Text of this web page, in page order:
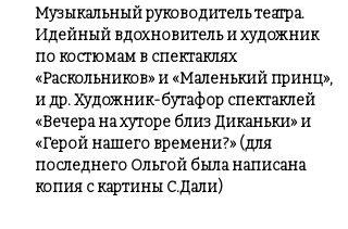
Музыкальный руководитель театра.
Идейный вдохновитель и художник
по костюмам в спектаклях
«Раскольников» и «Маленький принц»,
и др. Художник-бутафор спектаклей
«Вечера на хуторе близ Диканьки» и
«Герой нашего времени?» (для
последнего Ольгой была написана
копия с картины С.Дали)